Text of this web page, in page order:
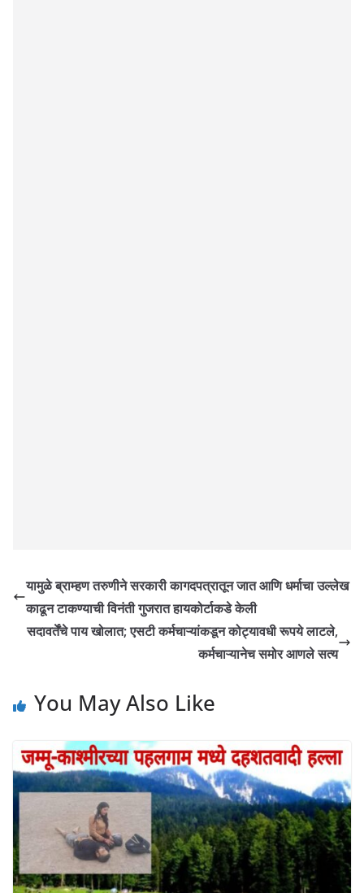
यामुळे ब्राम्हण तरुणीने सरकारी कागदपत्रातून जात आणि धर्माचा उल्लेख
काढून टाकण्याची विनंती गुजरात हायकोर्टाकडे केली
सदावर्तेंचे पाय खोलात; एसटी कर्मचाऱ्यांकडून कोट्यावधी रूपये लाटले,
कर्मचाऱ्यानेच समोर आणले सत्य
You May Also Like